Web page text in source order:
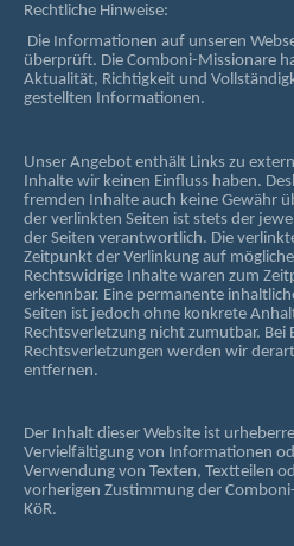
Rechtliche Hinweise:
Die Informationen auf unseren
überprüft. Die Comboni-Missionare
Aktualität, Richtigkeit und
gestellten Informationen.
Unser Angebot enthält Links zu
Inhalte wir keinen Einfluss haben.
fremden Inhalte auch keine Gewähr
der verlinkten Seiten ist stets der
der Seiten verantwortlich. Die
Zeitpunkt der Verlinkung auf
Rechtswidrige Inhalte waren zum
erkennbar. Eine permanente
Seiten ist jedoch ohne konkrete
Rechtsverletzung nicht zumutbar. Bei
Rechtsverletzungen werden wir
entfernen.
Der Inhalt dieser Website ist
Vervielfältigung von Informationen
Verwendung von Texten, Textteilen
vorherigen Zustimmung der
KöR.